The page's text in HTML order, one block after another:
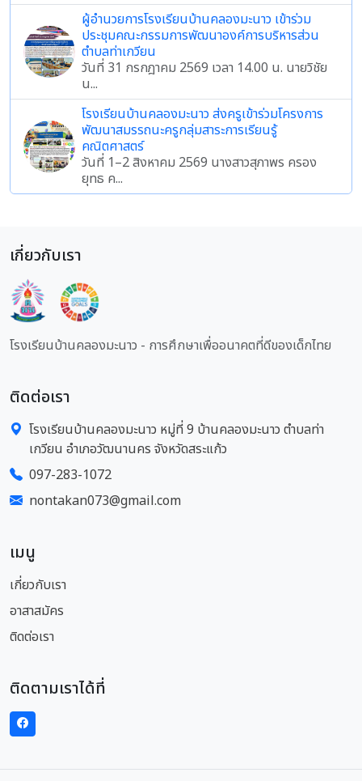
ผู้อำนวยการโรงเรียนบ้านคลองมะนาว เข้าร่วม
ประชุมคณะกรรมการพัฒนาองค์การบริหารส่วน
ตำบลท่าเกวียน
วันที่ 31 กรกฎาคม 2569 เวลา 14.00 น. นายวิชัย
น...
โรงเรียนบ้านคลองมะนาว ส่งครูเข้าร่วมโครงการ
พัฒนาสมรรถนะครูกลุ่มสาระการเรียนรู้
คณิตศาสตร์
วันที่ 1–2 สิงหาคม 2569 นางสาวสุภาพร ครอง
ยุทธ ค...
เกี่ยวกับเรา
โรงเรียนบ้านคลองมะนาว - การศึกษาเพื่ออนาคตที่ดีของเด็กไทย
ติดต่อเรา
โรงเรียนบ้านคลองมะนาว หมู่ที่ 9 บ้านคลองมะนาว ตำบลท่า
เกวียน อำเภอวัฒนานคร จังหวัดสระแก้ว
097-283-1072
nontakan073@gmail.com
เมนู
เกี่ยวกับเรา
อาสาสมัคร
ติดต่อเรา
ติดตามเราได้ที่